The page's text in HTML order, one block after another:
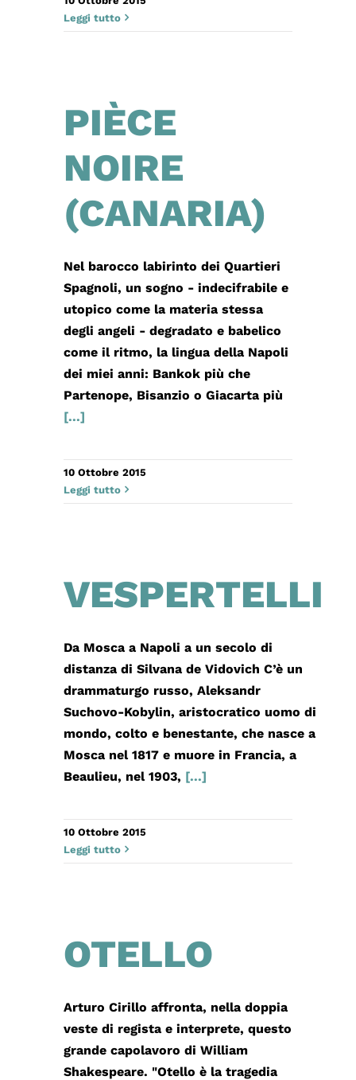
Leggi tutto
PIÈCE
NOIRE
(CANARIA)
Nel barocco labirinto dei Quartieri
Spagnoli, un sogno - indecifrabile e
utopico come la materia stessa
degli angeli - degradato e babelico
come il ritmo, la lingua della Napoli
dei miei anni: Bankok più che
Partenope, Bisanzio o Giacarta più
[...]
10 Ottobre 2015
Leggi tutto
VESPERTELLI
Da Mosca a Napoli a un secolo di
distanza di Silvana de Vidovich C’è un
drammaturgo russo, Aleksandr
Suchovo-Kobylin, aristocratico uomo di
mondo, colto e benestante, che nasce a
Mosca nel 1817 e muore in Francia, a
Beaulieu, nel 1903, [...]
10 Ottobre 2015
Leggi tutto
OTELLO
Arturo Cirillo affronta, nella doppia
veste di regista e interprete, questo
grande capolavoro di William
Shakespeare. "Otello è la tragedia